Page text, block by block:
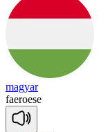
magyar
faeroese